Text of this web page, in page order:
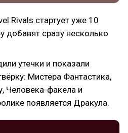
Rivals стартует уже 10
добавят сразу несколько
утечки и показали
Мистера Фантастика,
Человека-факела и
появляется Дракула.